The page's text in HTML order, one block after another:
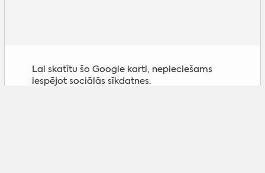
Lai skatītu šo Google karti, nepieciešams
iespējot sociālās sīkdatnes.